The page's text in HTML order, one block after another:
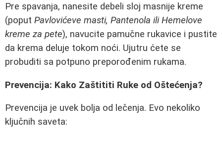
Pre spavanja, nanesite debeli sloj masnije kreme
(poput Pavlovićeve masti, Pantenola ili Hemelove
kreme za pete), navucite pamučne rukavice i pustite
da krema deluje tokom noći. Ujutru ćete se
probuditi sa potpuno preporođenim rukama.
Prevencija: Kako Zaštititi Ruke od Oštećenja?
Prevencija je uvek bolja od lečenja. Evo nekoliko
ključnih saveta: